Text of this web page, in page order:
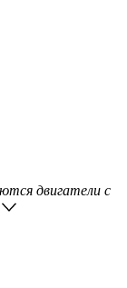
двигатели с